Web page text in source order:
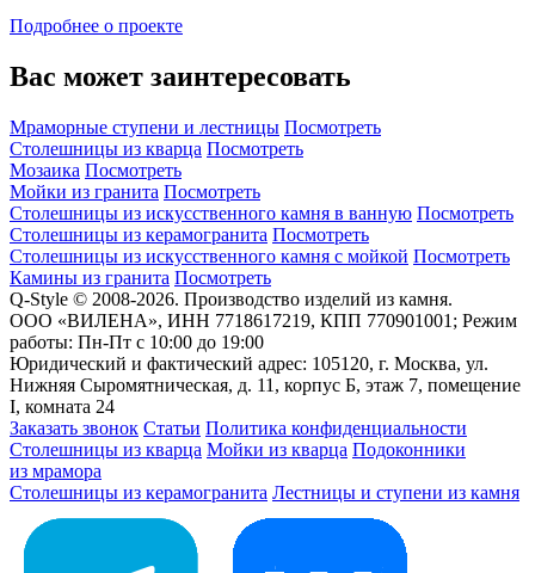
Подробнее о проекте
Вас может заинтересовать
Мраморные ступени и лестницы Посмотреть
Столешницы из кварца Посмотреть
Мозаика Посмотреть
Мойки из гранита Посмотреть
Столешницы из искусственного камня в ванную Посмотреть
Столешницы из керамогранита Посмотреть
Столешницы из искусственного камня с мойкой Посмотреть
Камины из гранита Посмотреть
Q-Style © 2008-2026. Производство изделий из камня.
ООО «ВИЛЕНА», ИНН 7718617219, КПП 770901001; Режим
работы: Пн-Пт с 10:00 до 19:00
Юридический и фактический адрес: 105120, г. Москва, ул.
Нижняя Сыромятническая, д. 11, корпус Б, этаж 7, помещение
I, комната 24
Заказать звонок Статьи Политика конфиденциальности
Столешницы из кварца Мойки из кварца Подоконники
из мрамора
Столешницы из керамогранита Лестницы и ступени из камня